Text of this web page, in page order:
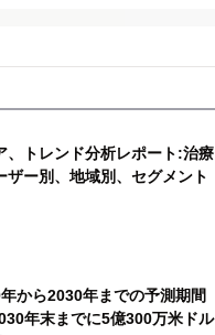
、トレンド分析レポート:治療
ー別、地域別、セグメント
から2030年までの予測期間
年末までに5億300万米ドル